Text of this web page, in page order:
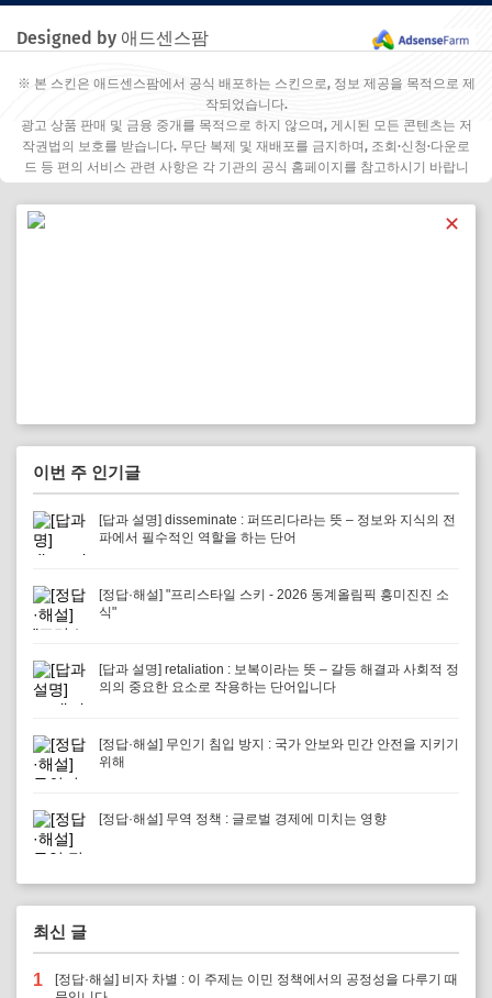
Designed by 애드센스팜
※ 본 스킨은 애드센스팜에서 공식 배포하는 스킨으로, 정보 제공을 목적으로 제
작되었습니다.
광고 상품 판매 및 금융 중개를 목적으로 하지 않으며, 게시된 모든 콘텐츠는 저
작권법의 보호를 받습니다. 무단 복제 및 재배포를 금지하며, 조회·신청·다운로
드 등 편의 서비스 관련 사항은 각 기관의 공식 홈페이지를 참고하시기 바랍니
✕
이번 주 인기글
[답과 설명] disseminate : 퍼뜨리다라는 뜻 – 정보와 지식의 전
파에서 필수적인 역할을 하는 단어
[정답·해설] "프리스타일 스키 - 2026 동계올림픽 흥미진진 소
식"
[답과 설명] retaliation : 보복이라는 뜻 – 갈등 해결과 사회적 정
의의 중요한 요소로 작용하는 단어입니다
[정답·해설] 무인기 침입 방지 : 국가 안보와 민간 안전을 지키기
위해
[정답·해설] 무역 정책 : 글로벌 경제에 미치는 영향
최신 글
1
[정답·해설] 비자 차별 : 이 주제는 이민 정책에서의 공정성을 다루기 때